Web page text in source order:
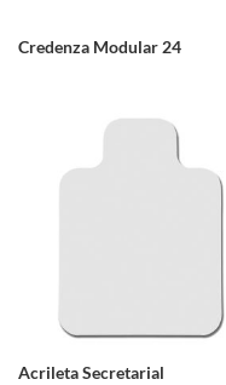
Credenza Modular 24
Acrileta Secretarial